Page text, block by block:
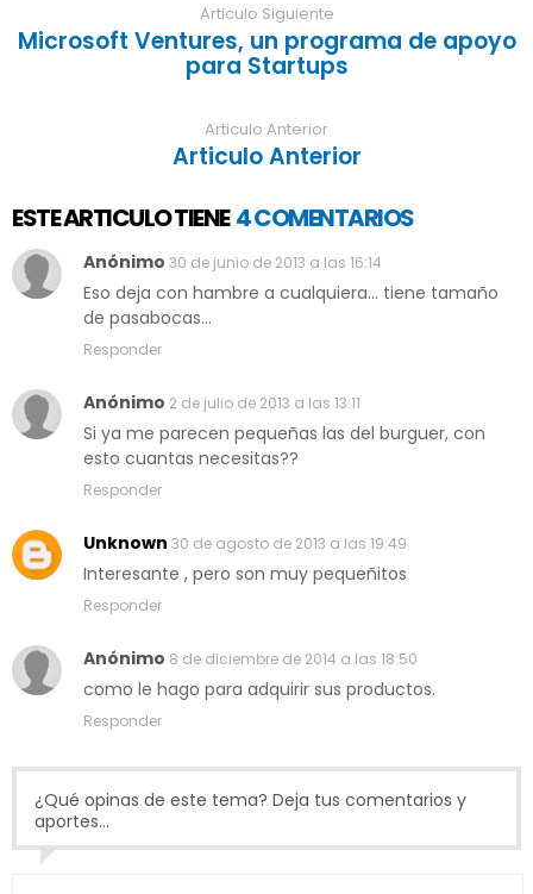
Articulo Siguiente
Microsoft Ventures, un programa de apoyo
para Startups
Articulo Anterior
Articulo Anterior
ESTE ARTICULO TIENE 4 COMENTARIOS
Anónimo 30 de junio de 2013 a las 16:14
Eso deja con hambre a cualquiera... tiene tamaño
de pasabocas...
Responder
Anónimo 2 de julio de 2013 a las 13:11
Si ya me parecen pequeñas las del burguer, con
esto cuantas necesitas??
Responder
Unknown 30 de agosto de 2013 a las 19:49
Interesante , pero son muy pequeñitos
Responder
Anónimo 8 de diciembre de 2014 a las 18:50
como le hago para adquirir sus productos.
Responder
¿Qué opinas de este tema? Deja tus comentarios y
aportes...